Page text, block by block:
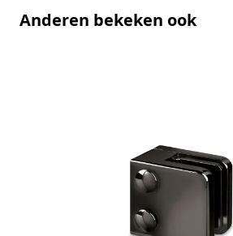
Anderen bekeken ook